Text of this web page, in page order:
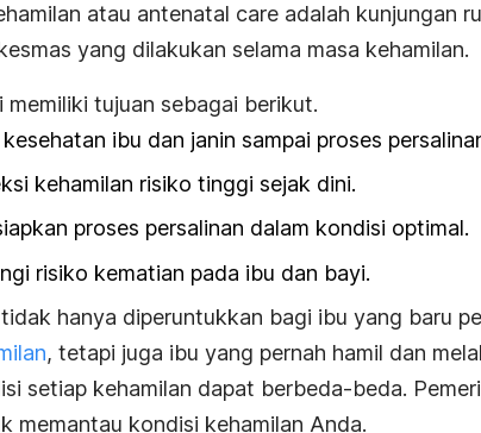
atau antenatal care adalah kunjungan
yang dilakukan selama masa kehamilan.
memiliki tujuan sebagai berikut.
ibu dan janin sampai proses
kehamilan risiko tinggi sejak dini.
proses persalinan dalam kondisi optimal.
risiko kematian pada ibu dan bayi.
tidak hanya diperuntukkan bagi ibu yang baru
, tetapi juga ibu yang pernah hamil dan
setiap kehamilan dapat berbeda-beda.
memantau kondisi kehamilan Anda.